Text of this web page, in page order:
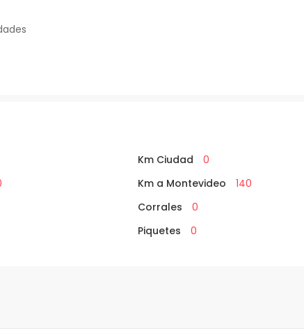
Km Ciudad
0
Km a Montevideo
140
Corrales
0
Piquetes 0